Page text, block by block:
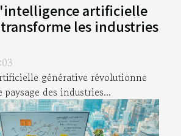
artificielle
les industries
générative révolutionne
des industries...